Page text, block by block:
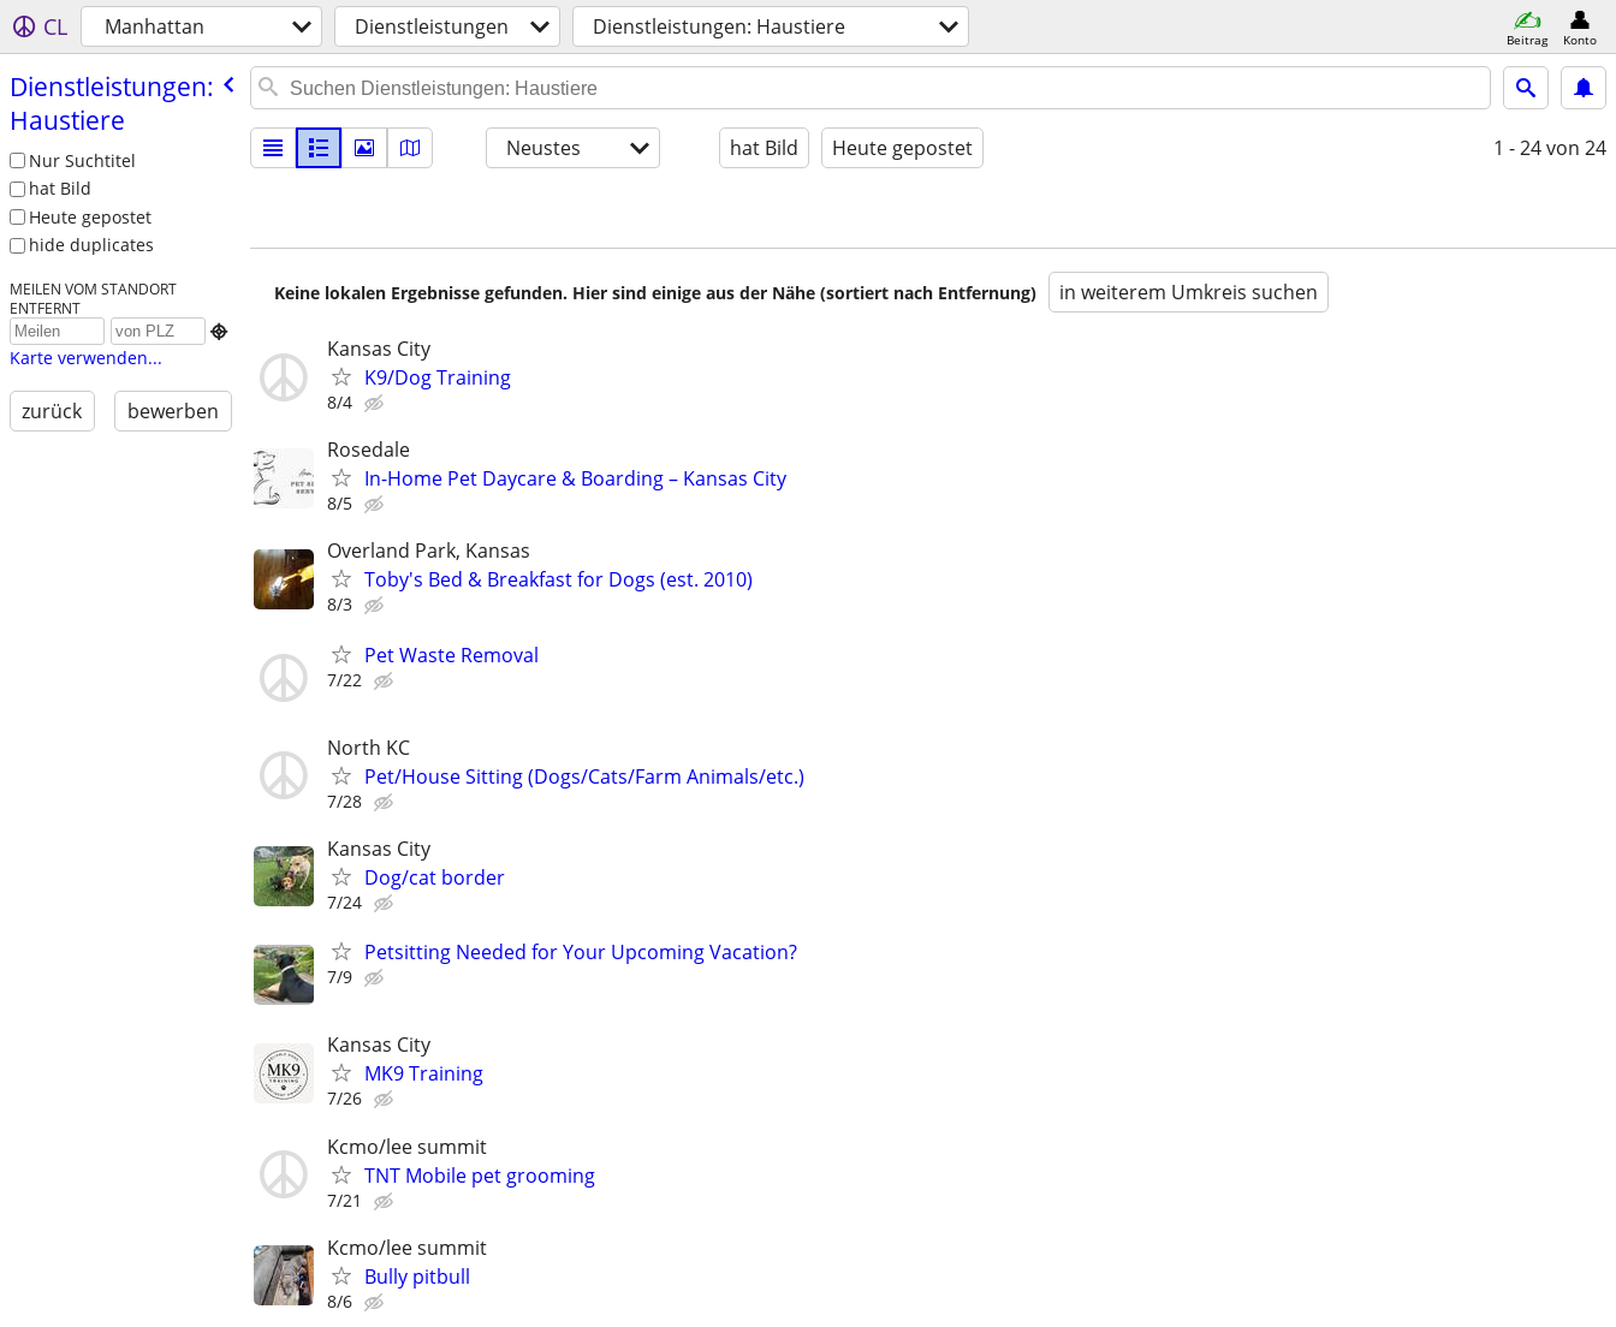
CL Manhattan Dienstleistungen Dienstleistungen: Haustiere Beitrag Konto
Dienstleistungen:
Haustiere
Nur Suchtitel
hat Bild
Heute gepostet
hide duplicates
MEILEN VOM STANDORT
ENTFERNT

Karte verwenden...
zurück bewerben
Neustes hat Bild Heute gepostet 1 - 24von 24
Keine lokalen Ergebnisse gefunden. Hier sind einige aus der Nähe (sortiert nach Entfernung) in weiterem Umkreis suchen
Kansas City
K9/Dog Training
8/4
Rosedale
In-Home Pet Daycare & Boarding – Kansas City
8/5
Overland Park, Kansas
Toby's Bed & Breakfast for Dogs (est. 2010)
8/3
Pet Waste Removal
7/22
North KC
Pet/House Sitting (Dogs/Cats/Farm Animals/etc.)
7/28
Kansas City
Dog/cat border
7/24
Petsitting Needed for Your Upcoming Vacation?
7/9
Kansas City
MK9 Training
7/26
Kcmo/lee summit
TNT Mobile pet grooming
7/21
Kcmo/lee summit
Bully pitbull
8/6